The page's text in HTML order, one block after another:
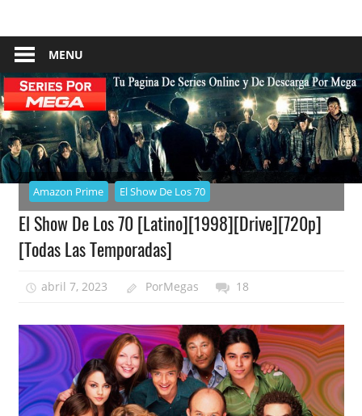
content
Series
–
Por
Mega
Pagina
De
Descarga
Por
Mega
MENU
Amazon Prime El Show De Los 70
El Show De Los 70 [Latino][1998][Drive][720p]
[Todas Las Temporadas]
abril 7, 2023 PorMegas 18